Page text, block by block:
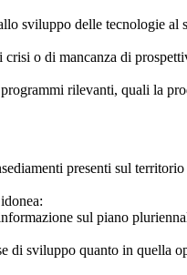
delle tecnologie al
o di mancanza di
rilevanti, quali la
presenti sul
sul piano
sviluppo quanto in quella